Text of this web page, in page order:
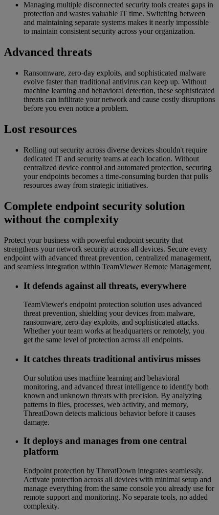
Managing multiple disconnected security tools creates gaps in
protection and wastes valuable IT time. Switching between
and maintaining separate systems makes it nearly impossible
to maintain consistent security across your organization.
Advanced threats
Ransomware, zero-day exploits, and sophisticated malware
evolve faster than traditional antivirus can keep up. Without
machine learning and behavioral detection, these sophisticated
threats can infiltrate your network and cause costly disruptions
before you even notice a problem.
Lost resources
Rolling out security across diverse devices shouldn't require
dedicated IT and security teams at each location. Without
centralized device control and automated protection, securing
your endpoints becomes a time-consuming burden that pulls
resources away from strategic initiatives.
Complete endpoint security solution
without the complexity
Protect your business with powerful endpoint security that
strengthens your network security across all devices. Secure every
endpoint with advanced threat prevention, centralized management,
and seamless integration within TeamViewer Remote Management.
It defends against all threats, everywhere
TeamViewer's endpoint protection solution uses advanced
threat prevention, shielding your devices from malware,
ransomware, zero-day exploits, and sophisticated attacks.
Whether your team works at headquarters or remotely, you
get the same level of protection across all endpoints.
It catches threats traditional antivirus misses
Our solution uses machine learning and behavioral
monitoring, and advanced threat intelligence to identify both
known and unknown threats with precision. By analyzing
patterns in files, processes, web activity, and memory,
ThreatDown detects malicious behavior before it causes
damage.
It deploys and manages from one central
platform
Endpoint protection by ThreatDown integrates seamlessly.
Activate protection across all devices with minimal setup and
manage everything from the same console you already use for
remote support and monitoring. No separate tools, no added
complexity.